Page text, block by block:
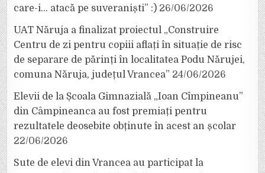
care-i… atacă pe suveraniști” :) 26/06/2026
UAT Năruja a finalizat proiectul „Construire
Centru de zi pentru copiii aflați în situație de risc
de separare de părinți în localitatea Podu Nărujei,
comuna Năruja, județul Vrancea” 24/06/2026
Elevii de la Școala Gimnazială „Ioan Cîmpineanu”
din Câmpineanca au fost premiați pentru
rezultatele deosebite obținute în acest an școlar
22/06/2026
Sute de elevi din Vrancea au participat la